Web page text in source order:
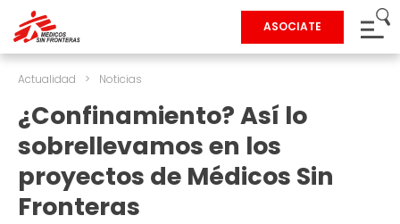
ASOCIATE
Actualidad > Noticias
¿Confinamiento? Así lo
sobrellevamos en los
proyectos de Médicos Sin
Fronteras